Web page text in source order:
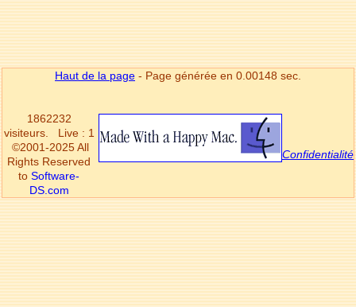
Haut de la page - Page générée en 0.00148 sec.
1862232
visiteurs.
Live : 1
©2001-2025 All
Rights Reserved
to Software-
DS.com
Confidentialité